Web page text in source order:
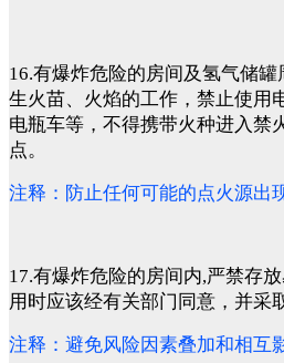
16.有爆炸危险的房间及氢气储
生火苗、火焰的工作，禁止使用
电瓶车等，不得携带火种进入禁
点。
注释：防止任何可能的点火源出
17.有爆炸危险的房间内,严禁存
用时应该经有关部门同意，并采
注释：避免风险因素叠加和相互